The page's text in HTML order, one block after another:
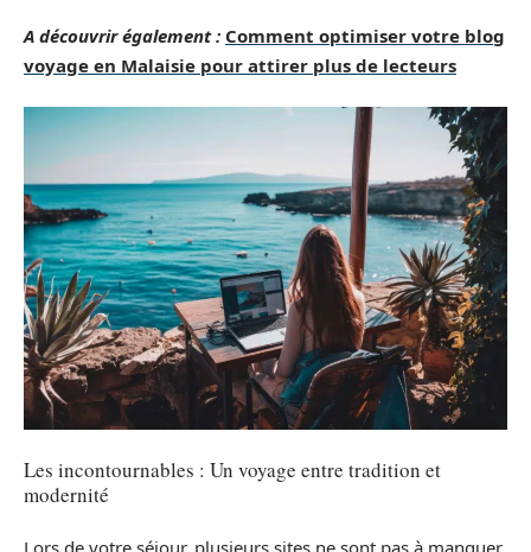
A découvrir également : Comment optimiser votre blog
voyage en Malaisie pour attirer plus de lecteurs
Les incontournables : Un voyage entre tradition et
modernité